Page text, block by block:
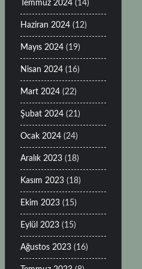
Temmuz 2024 (14)
Haziran 2024 (12)
Mayıs 2024 (19)
Nisan 2024 (16)
Mart 2024 (22)
Şubat 2024 (21)
Ocak 2024 (24)
Aralık 2023 (18)
Kasım 2023 (18)
Ekim 2023 (15)
Eylül 2023 (15)
Ağustos 2023 (16)